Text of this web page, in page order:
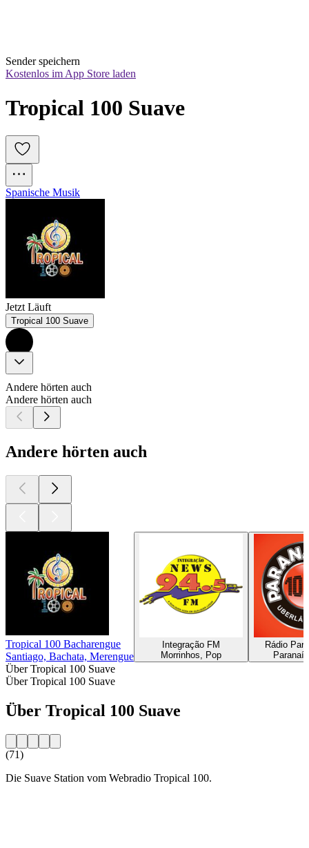
Sender speichern
Kostenlos im App Store laden
Tropical 100 Suave
Spanische Musik
Jetzt Läuft
Tropical 100 Suave
Andere hörten auch
Andere hörten auch
Andere hörten auch
Tropical 100 Bacharengue
Santiago, Bachata, Merengue
Integração FM
Morrinhos, Pop
Rádio
Über Tropical 100 Suave
Über Tropical 100 Suave
Über Tropical 100 Suave
(71)
Die Suave Station vom Webradio Tropical 100.